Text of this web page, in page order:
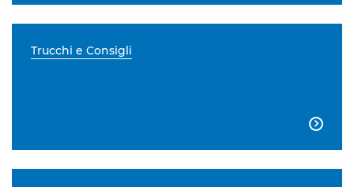
Trucchi e Consigli
